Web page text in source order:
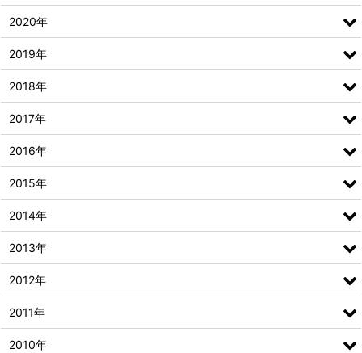
2020年
2019年
2018年
2017年
2016年
2015年
2014年
2013年
2012年
2011年
2010年